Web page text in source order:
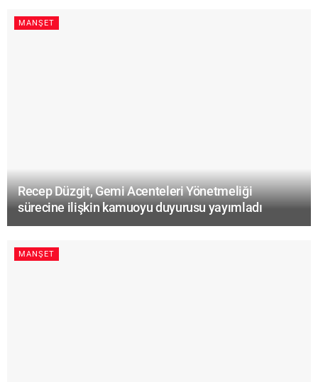
MANŞET
Recep Düzgit, Gemi Acenteleri Yönetmeliği
sürecine ilişkin kamuoyu duyurusu yayımladı
MANŞET